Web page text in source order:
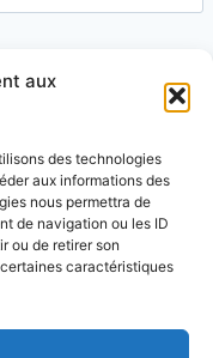
aux
des technologies
aux informations des
nous permettra de
de navigation ou les ID
ou de retirer son
caractéristiques
les indésirables.
données de vos